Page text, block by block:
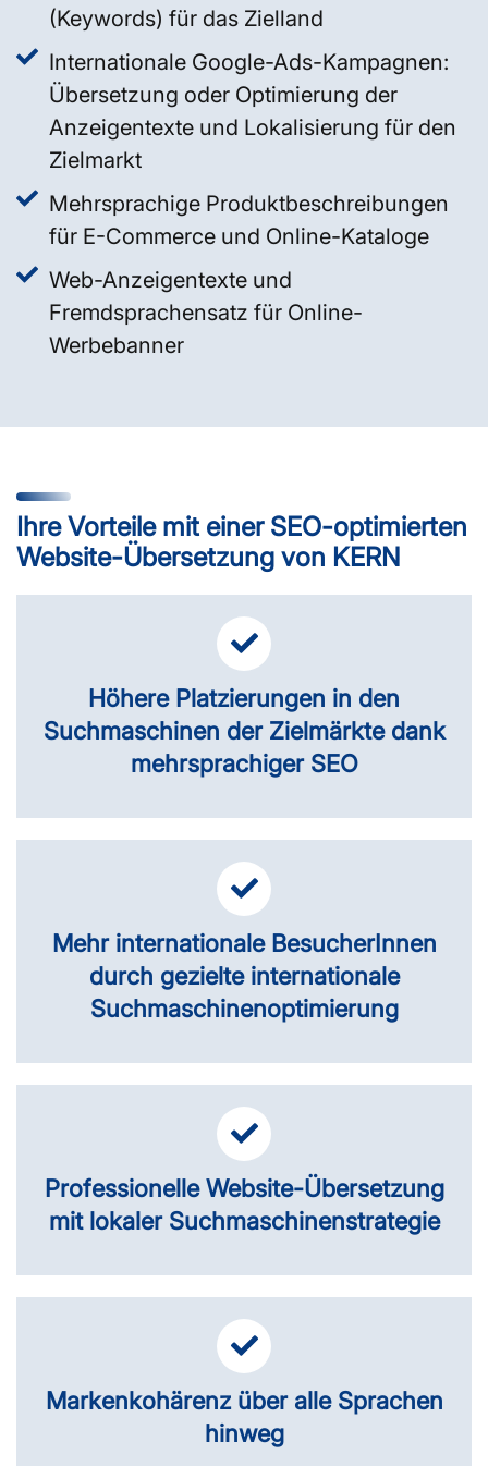
(Keywords) für das Zielland
Internationale Google-Ads-Kampagnen:
Übersetzung oder Optimierung der
Anzeigentexte und Lokalisierung für den
Zielmarkt
Mehrsprachige Produktbeschreibungen
für E-Commerce und Online-Kataloge
Web-Anzeigentexte und
Fremdsprachensatz für Online-
Werbebanner
Ihre Vorteile mit einer SEO-optimierten
Website-Übersetzung von KERN
Höhere Platzierungen in den
Suchmaschinen der Zielmärkte dank
mehrsprachiger SEO
Mehr internationale BesucherInnen
durch gezielte internationale
Suchmaschinenoptimierung
Professionelle Website-Übersetzung
mit lokaler Suchmaschinenstrategie
Markenkohärenz über alle Sprachen
hinweg